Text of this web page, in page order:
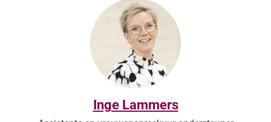
Inge Lammers